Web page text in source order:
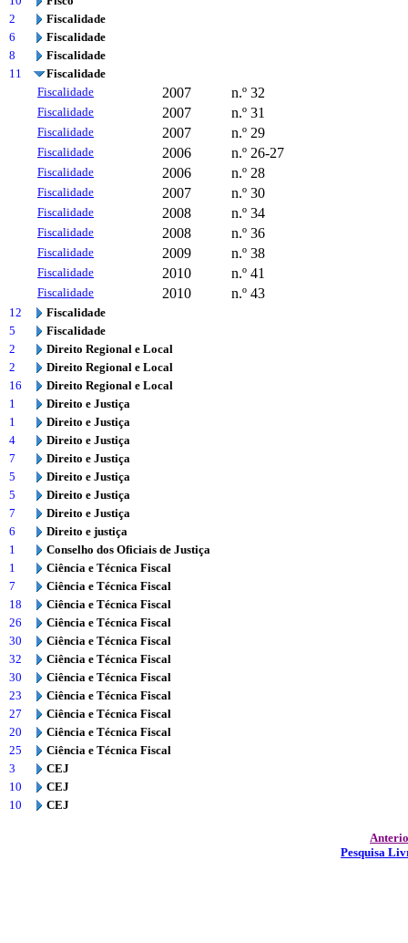
2
Fiscalidade
6
Fiscalidade
8
Fiscalidade
11
Fiscalidade
Fiscalidade
2007 n.º 32
Fiscalidade 2007 n.º 31
Fiscalidade 2007 n.º 29
Fiscalidade 2006 n.º 26-27
Fiscalidade 2006 n.º 28
Fiscalidade 2007 n.º 30
Fiscalidade 2008 n.º 34
Fiscalidade 2008 n.º 36
Fiscalidade 2009 n.º 38
Fiscalidade 2010 n.º 41
Fiscalidade 2010 n.º 43
12
Fiscalidade
5
Fiscalidade
2
Direito Regional e Local
2
Direito Regional e Local
16
Direito Regional e Local
1
Direito e Justiça
1
Direito e Justiça
4
Direito e Justiça
7
Direito e Justiça
5
Direito e Justiça
5
Direito e Justiça
7
Direito e Justiça
6
Direito e justiça
1
Conselho dos Oficiais de Justiça
1
Ciência e Técnica Fiscal
7
Ciência e Técnica Fiscal
18
Ciência e Técnica Fiscal
26
Ciência e Técnica Fiscal
30
Ciência e Técnica Fiscal
32
Ciência e Técnica Fiscal
30
Ciência e Técnica Fiscal
23
Ciência e Técnica Fiscal
27
Ciência e Técnica Fiscal
20
Ciência e Técnica Fiscal
25
Ciência e Técnica Fiscal
3
CEJ
10
CEJ
10
CEJ
Pesquisa